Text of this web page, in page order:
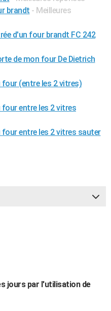
brandt - Meilleures
d'un four brandt FC 242
de mon four De Dietrich
(entre les 2 vitres)
entre les 2 vitres
entre les 2 vitres sauter
jours par l'utilisation de